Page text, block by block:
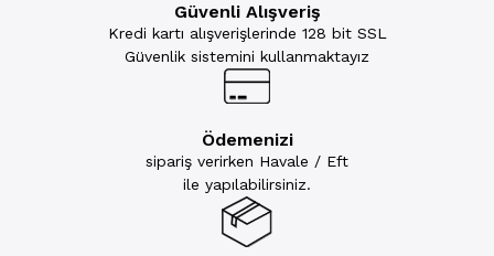
Güvenli Alışveriş
Kredi kartı alışverişlerinde 128 bit SSL
Güvenlik sistemini kullanmaktayız
Ödemenizi
sipariş verirken Havale / Eft
ile yapılabilirsiniz.